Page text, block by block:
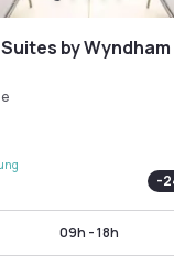
by
-
09h - 18h